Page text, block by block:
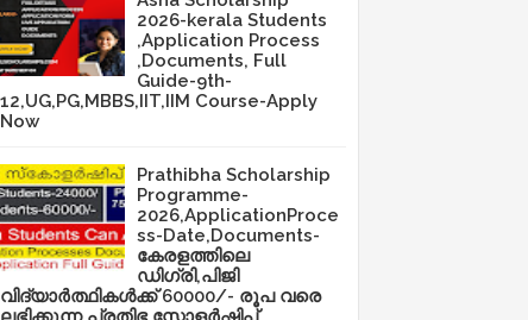
2026-kerala Students
,Application Process
,Documents, Full
Guide-9th-
12,UG,PG,MBBS,IIT,IIM Course-Apply
Now
Prathibha Scholarship
Programme-
2026,ApplicationProce
ss-Date,Documents-
കേരളത്തിലെ
ഡിഗ്രി,പിജി
വിദ്യാർത്ഥികൾക്ക് 60000/- രൂപ വരെ